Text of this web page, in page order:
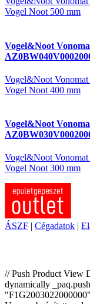
Vogel Noot 500 mm
Vogel&Noot
Vogel&Noot
Vogel Noot 400 mm
Vogel&Noot
Vogel&Noot
Vogel Noot 300 mm
ÁSZF | Cégadatok |
// Push Product View
dynamically